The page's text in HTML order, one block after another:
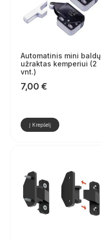
Automatinis mini baldų
užraktas kemperiui (2
vnt.)
7,00 €
Į Krepšelį